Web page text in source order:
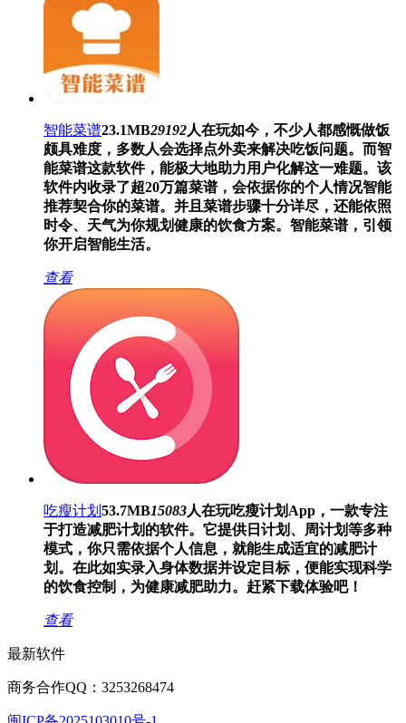
智能菜谱23.1MB29192人在玩如今，不少人都感慨做饭
颇具难度，多数人会选择点外卖来解决吃饭问题。而智
能菜谱这款软件，能极大地助力用户化解这一难题。该
软件内收录了超20万篇菜谱，会依据你的个人情况智能
推荐契合你的菜谱。并且菜谱步骤十分详尽，还能依照
时令、天气为你规划健康的饮食方案。智能菜谱，引领
你开启智能生活。
查看
吃瘦计划 53.7MB15083人在玩吃瘦计划App，一款专注
于打造减肥计划的软件。它提供日计划、周计划等多种
模式，你只需依据个人信息，就能生成适宜的减肥计
划。在此如实录入身体数据并设定目标，便能实现科学
的饮食控制，为健康减肥助力。赶紧下载体验吧！
查看
最新软件
商务合作QQ：3253268474